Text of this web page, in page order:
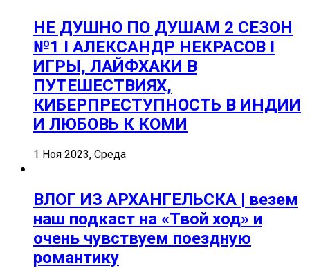
НЕ ДУШНО ПО ДУШАМ 2 СЕЗОН
№1 I АЛЕКСАНДР НЕКРАСОВ I
ИГРЫ, ЛАЙФХАКИ В
ПУТЕШЕСТВИЯХ,
КИБЕРПРЕСТУПНОСТЬ В ИНДИИ
И ЛЮБОВЬ К КОМИ
1 Ноя 2023, Среда
ВЛОГ ИЗ АРХАНГЕЛЬСКА | везем
наш подкаст на «Твой ход» и
очень чувствуем поездную
романтику